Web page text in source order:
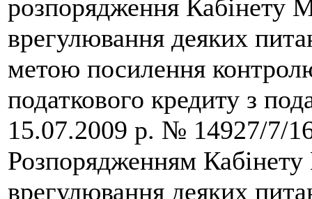
розпорядження Кабінету
врегулювання деяких
метою посилення
податкового кредиту з
15.07.2009 р. № 14927/7/
Розпорядженням
врегулювання деяких